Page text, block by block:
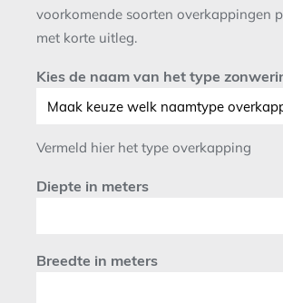
voorkomende soorten overkappingen
met korte uitleg.
Kies de naam van het type
Vermeld hier het type overkapping
Diepte in meters
Breedte in meters